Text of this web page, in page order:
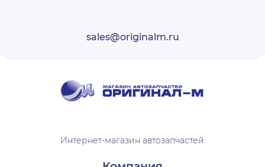
sales@originalm.ru
Интернет-магазин автозапчастей